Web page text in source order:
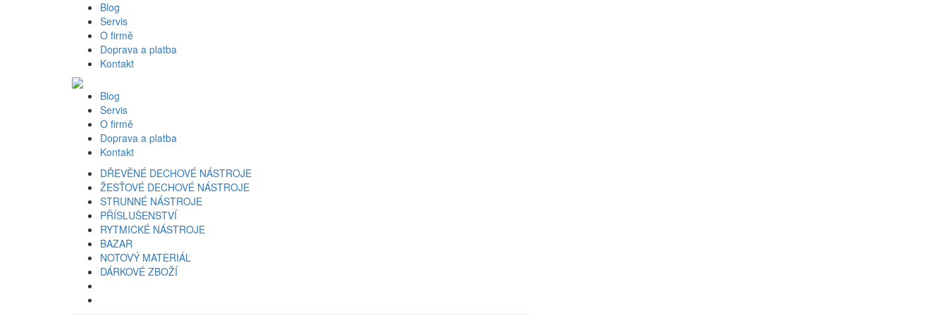
Blog
Servis
O firmě
Doprava a platba
Kontakt
Blog
Servis
O firmě
Doprava a platba
Kontakt
DŘEVĚNÉ DECHOVÉ NÁSTROJE
ŽESŤOVÉ DECHOVÉ NÁSTROJE
STRUNNÉ NÁSTROJE
PŘÍSLUŠENSTVÍ
RYTMICKÉ NÁSTROJE
BAZAR
NOTOVÝ MATERIÁL
DÁRKOVÉ ZBOŽÍ